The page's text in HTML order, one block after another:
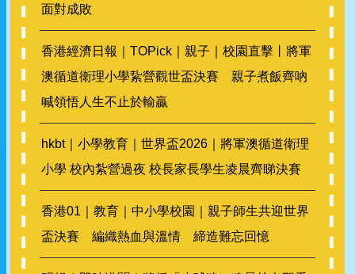
面對成敗
香港經濟日報｜TOPick｜親子｜校園直擊丨將軍
澳循道衛理小學紥營觀世盃決賽 親子煮飯齊吶
喊領悟人生不止於輸贏
hkbt｜小學教育｜世界盃2026｜將軍澳循道衛理
小學 校內紮營過夜 校長家長學生凌晨齊睇決賽
香港01｜教育｜中小學校園｜親子師生共迎世界
盃決賽 編織熱血與溫情 締造難忘回憶